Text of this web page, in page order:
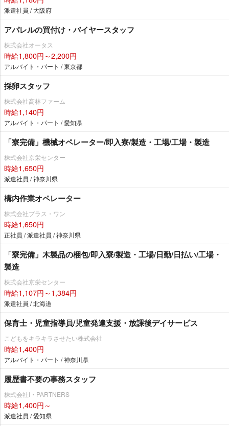
派遣社員 / 大阪府
アパレルの買付け・バイヤースタッフ
株式会社オータス
時給1,800円～2,200円
アルバイト・パート / 東京都
採卵スタッフ
株式会社高林ファーム
時給1,140円
アルバイト・パート / 愛知県
「寮完備」機械オペレーター/即入寮/製造・工場/工場・製造
株式会社京栄センター
時給1,650円
派遣社員 / 神奈川県
構内作業オペレーター
株式会社プラス・ワン
時給1,650円
正社員 / 派遣社員 / 神奈川県
「寮完備」木製品の梱包/即入寮/製造・工場/日勤/日払い/工場・
製造
株式会社京栄センター
時給1,107円～1,384円
派遣社員 / 北海道
保育士・児童指導員/児童発達支援・放課後デイサービス
こどもをキラキラさせたい株式会社
時給1,400円
アルバイト・パート / 神奈川県
履歴書不要の事務スタッフ
株式会社I・PARTNERS
時給1,400円～
派遣社員 / 愛知県